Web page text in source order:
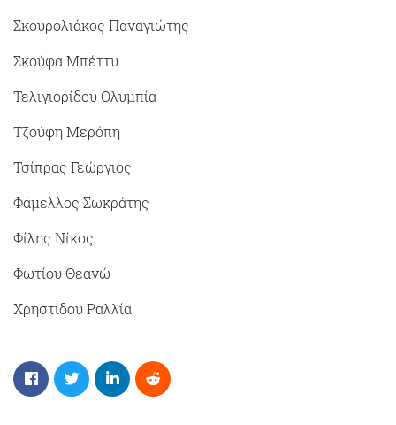
Σκουρολιάκος Παναγιώτης
Σκούφα Μπέττυ
Τελιγιορίδου Ολυμπία
Τζούφη Μερόπη
Τσίπρας Γεώργιος
Φάμελλος Σωκράτης
Φίλης Νίκος
Φωτίου Θεανώ
Χρηστίδου Ραλλία